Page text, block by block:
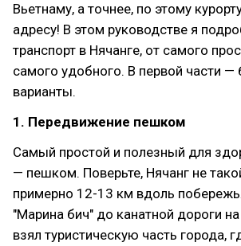
Вьетнаму, а точнее, по этому
адресу! В этом руководстве я
транспорт в Нячанге, от самого
самого удобного. В первой части —
варианты.
1. Передвижение пешком
Самый простой и полезный для
— пешком. Поверьте, Нячанг не
примерно 12-13 км вдоль
"Марина бич" до канатной дороги
взял туристическую часть города,